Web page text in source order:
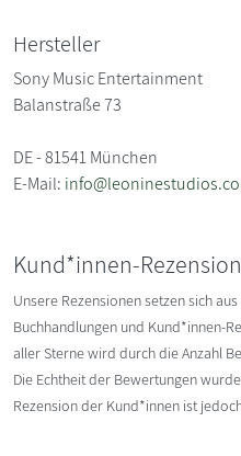
Hersteller
Sony Music Entertainment
Balanstraße 73
DE - 81541 München
E-Mail:
Kund*innen-
Unsere Rezensionen setzen sich
Buchhandlungen und Kund*innen-
aller Sterne wird durch die Anzahl
Die Echtheit der Bewertungen
Rezension der Kund*innen ist